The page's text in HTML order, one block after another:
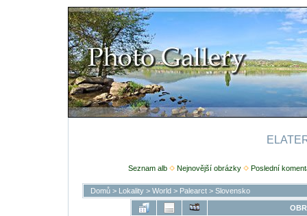
Seznam alb Nejnovější obrázky Poslední
Domů> Lokality> World> Palearct> Slovensko